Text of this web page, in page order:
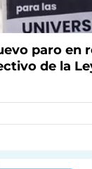
paro en
de la